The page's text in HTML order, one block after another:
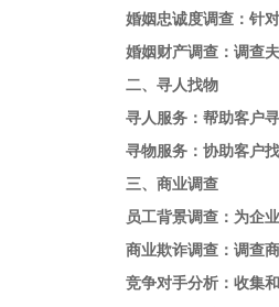
婚姻忠诚度调查：针对
婚姻财产调查：调查夫
二、寻人找物
寻人服务：帮助客户寻
寻物服务：协助客户找
三、商业调查
员工背景调查：为企业
商业欺诈调查：调查商
竞争对手分析：收集和